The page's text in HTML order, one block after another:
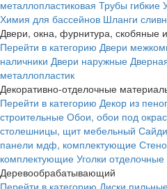
металлопластиковая Трубы гибкие
Химия для бассейнов Шланги
Двери, окна, фурнитура, скобяные
Перейти в категорию Двери
наличники Двери наружные
металлопластик
Декоративно-отделочные
Перейти в категорию Декор из
строительные Обои, обои под
столешницы, щит мебельный
панели мдф, комплектующие
комплектующие Уголки
Деревообрабатывающий
Перейти в категорию Диски